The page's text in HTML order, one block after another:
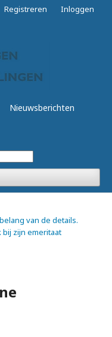
Nieuwsberichten
Registreren Inloggen
van de details.
bij zijn emeritaat